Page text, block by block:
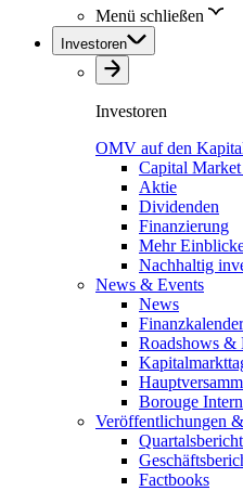
Menü schließen
Investoren
Investoren
OMV auf den
Capital
Aktie
Dividenden
Finanzierung
Mehr
Nachhaltig
News & Events
News
Finanzkalender
Roadshows &
Borouge
Veröffentlichungen
Factbooks